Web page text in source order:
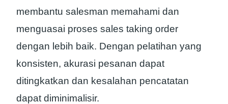
membantu salesman memahami dan
menguasai proses sales taking order
dengan lebih baik. Dengan pelatihan yang
konsisten, akurasi pesanan dapat
ditingkatkan dan kesalahan pencatatan
dapat diminimalisir.